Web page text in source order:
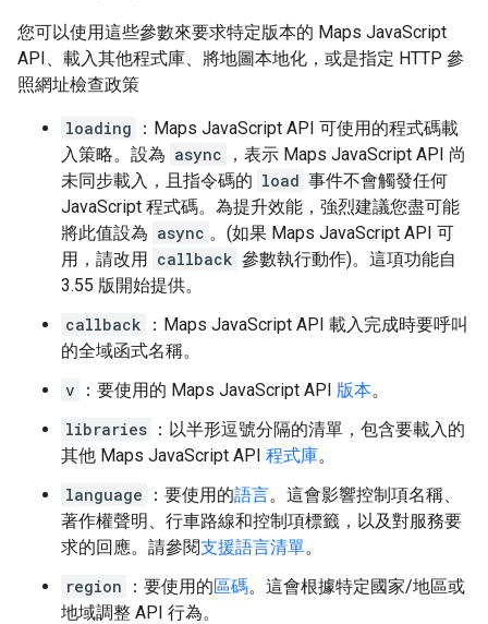
您可以使用這些參數來要求特定版本的 Maps JavaScript
API、載入其他程式庫、將地圖本地化，或是指定 HTTP 參
照網址檢查政策
loading
：Maps JavaScript API 可使用的程式碼載
入策略。設為 async
，表示 Maps JavaScript API 尚
未同步載入，且指令碼的 load 事件不會觸發任何
JavaScript 程式碼。為提升效能，強烈建議您盡可能
將此值設為 async 。(如果 Maps JavaScript API 可
用，請改用 callback 參數執行動作)。這項功能自
3.55 版開始提供。
callback
：Maps JavaScript API 載入完成時要呼叫
的全域函式名稱。
v
：要使用的 Maps JavaScript API 版本。
libraries ：以半形逗號分隔的清單，包含要載入的
其他 Maps JavaScript API 程式庫。
language
：要使用的語言。這會影響控制項名稱、
著作權聲明、行車路線和控制項標籤，以及對服務要
求的回應。請參閱支援語言清單。
region
：要使用的區碼。這會根據特定國家/地區或
地域調整 API 行為。